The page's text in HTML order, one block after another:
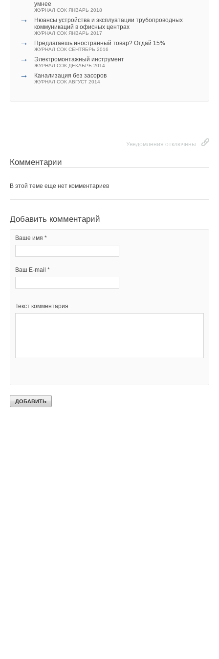
умнее
ЖУРНАЛ СОК ЯНВАРЬ 2018
→
Нюансы устройства и эксплуатации трубопроводных
коммуникаций в офисных центрах
ЖУРНАЛ СОК ЯНВАРЬ 2017
→ Предлагаешь иностранный товар? Отдай 15%
ЖУРНАЛ СОК СЕНТЯБРЬ 2016
→ Электромонтажный инструмент
ЖУРНАЛ СОК ДЕКАБРЬ 2014
→ Канализация без засоров
ЖУРНАЛ СОК АВГУСТ 2014
Уведомления отключены
Комментарии
В этой теме еще нет комментариев
Добавить комментарий
Ваше имя *
Ваш E-mail *
Текст комментария